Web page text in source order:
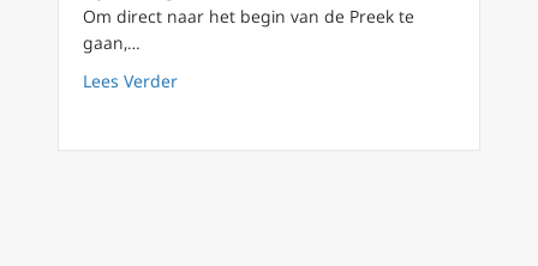
Om direct naar het begin van de Preek te
gaan,…
Lees Verderabout Priesterschap als een ‘Bachelor